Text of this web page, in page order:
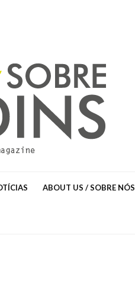
ABOUT US / SOBRE NÓS